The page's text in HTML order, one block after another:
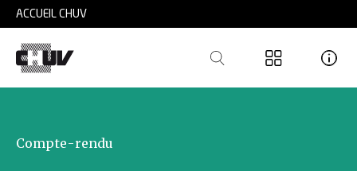
Skip to main content
ACCUEIL CHUV
Compte-rendu